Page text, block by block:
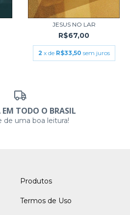
JESUS NO LAR
R$67,00
2 x de R$33,50 sem juros
EM TODO O BRASIL
de uma boa leitura!
Produtos
Termos de Uso